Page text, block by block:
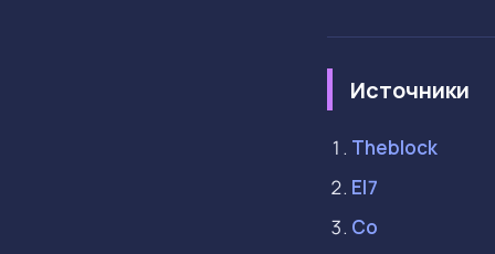
Источники
Theblock
El7
Co